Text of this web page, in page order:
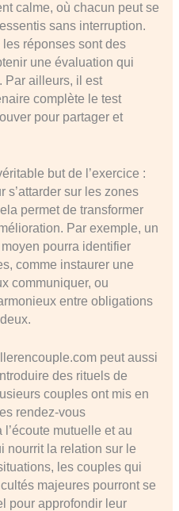
calme, où chacun peut se
sans interruption.
réponses sont des
une évaluation qui
Par ailleurs, il est
complète le test
pour partager et
but de l’exercice :
s’attarder sur les zones
permet de transformer
Par exemple, un
pourra identifier
comme instaurer une
communiquer, ou
entre obligations
peut aussi
des rituels de
couples ont mis en
rendez-vous
mutuelle et au
nourrit la relation sur le
les couples qui
majeures pourront se
pour approfondir leur